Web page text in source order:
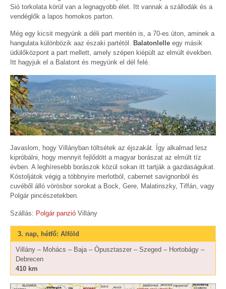
Sió torkolata körül van a legnagyobb élet. Itt vannak a szállodák és a
vendéglők a lapos homokos parton.
Még egy kicsit megyünk a déli part mentén is, a 70-es úton, aminek a
hangulata különbözik aaz északi partétól. Balatonlelle egy másik
üdülőközpont a part mellett, amely szépen kiépült az elmúlt években.
Itt hagyjuk el a Balatont és megyünk el dél felé.
Javaslom, hogy Villányban töltsétek az éjszakát. Így alkalmad lesz
kipróbálni, hogy mennyit fejlődött a magyar borászat az elmúlt tíz
évben. A leghíresebb borászok közül sokan itt tartják a gazdaságukat.
Kóstoljátok végig a többnyire merlotból, cabernet savignonból és
cuvéből álló vörösbor sorokat a Bock, Gere, Malatinszky, Tiffán, vagy
Polgár pincészetekben.
Szállás: Polgár panzió Villány
3. nap, hétfő: Alföld
Villány – Mohács – Baja – Ópusztaszer – Szeged – Hortobágy –
Debrecen
410 km